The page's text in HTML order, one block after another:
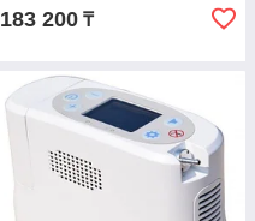
183 200 ₸